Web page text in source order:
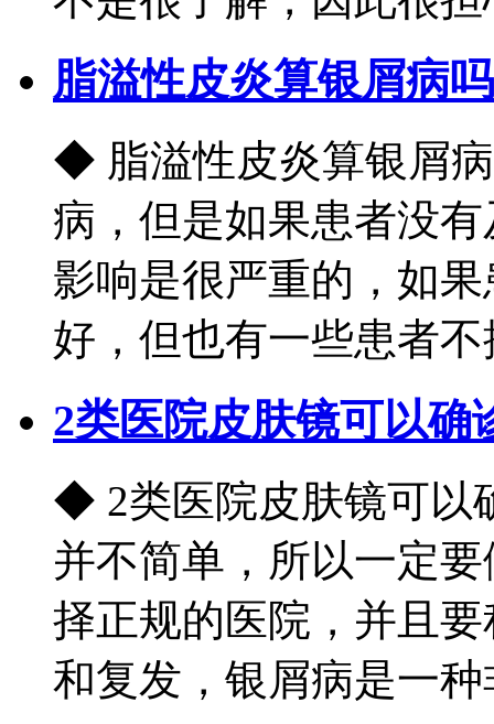
脂溢性皮炎算银屑病吗
◆ 脂溢性皮炎算银屑
病，但是如果患者没
影响是很严重的，如
好，但也有一些患者不
2类医院皮肤镜可以确
◆ 2类医院皮肤镜可以
并不简单，所以一定
择正规的医院，并且
和复发，银屑病是一种